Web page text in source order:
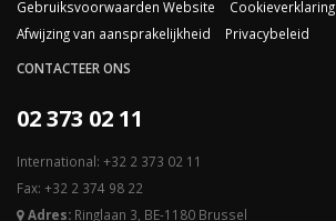
Gebruiksvoorwaarden Website
Cookieverklaring
Afwijzing van aansprakelijkheid
Privacybeleid
CONTACTEER ONS
02 373 02 11
International: +32 2 373 02 11
Fax: +32 2 374 98 22
Adres: Ringlaan 3, BE-1180 Brussel